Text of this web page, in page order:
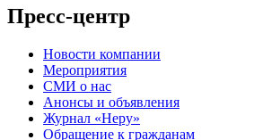
Пресс-центр
Новости компании
Мероприятия
СМИ о нас
Анонсы и объявления
Журнал «Неру»
Обращение к гражданам